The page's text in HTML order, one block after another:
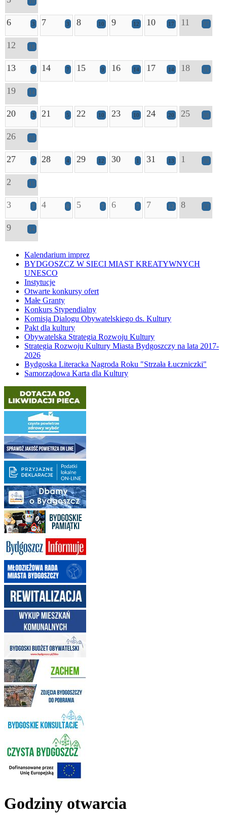
6 3 7 3 8 10 9 12 10 17 11 27
12 18
13 6 14 7 15 9 16 14 17 14 18 31
19 14
20 3 21 5 22 10 23 10 24 20 25 28
26 20
27 3 28 4 29 12 30 1 31 13 1 28
2 15
3 7 4 6 5 7 6 7 7 12 8 27
9 14
Kalendarium imprez
BYDGOSZCZ W SIECI MIAST KREATYWNYCH
UNESCO
Instytucje
Otwarte konkursy ofert
Małe Granty
Konkurs Stypendialny
Komisja Dialogu Obywatelskiego ds. Kultury
Pakt dla kultury
Obywatelska Strategia Rozwoju Kultury
Strategia Rozwoju Kultury Miasta Bydgoszczy na lata 2017-
2026
Bydgoska Literacka Nagroda Roku "Strzała Łuczniczki"
Samorządowa Karta dla Kultury
Godziny otwarcia